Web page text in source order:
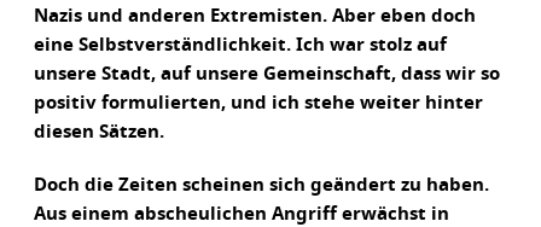
Nazis und anderen Extremisten. Aber eben doch
eine Selbstverständlichkeit. Ich war stolz auf
unsere Stadt, auf unsere Gemeinschaft, dass wir so
positiv formulierten, und ich stehe weiter hinter
diesen Sätzen.
Doch die Zeiten scheinen sich geändert zu haben.
Aus einem abscheulichen Angriff erwächst in